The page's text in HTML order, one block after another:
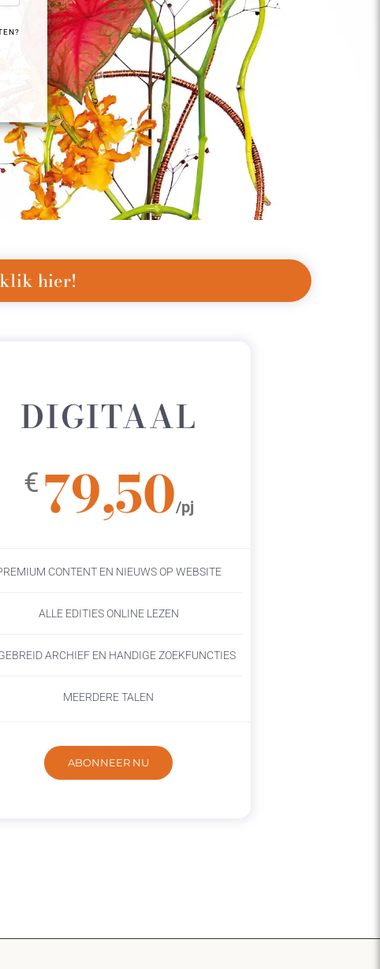
klik hier!
DIGITAAL
€ 79,50/pj
CONTENT EN NIEUWS OP WEBSITE
ALLE EDITIES ONLINE LEZEN
ARCHIEF EN HANDIGE ZOEKFUNCTIES
MEERDERE TALEN
ABONNEER NU